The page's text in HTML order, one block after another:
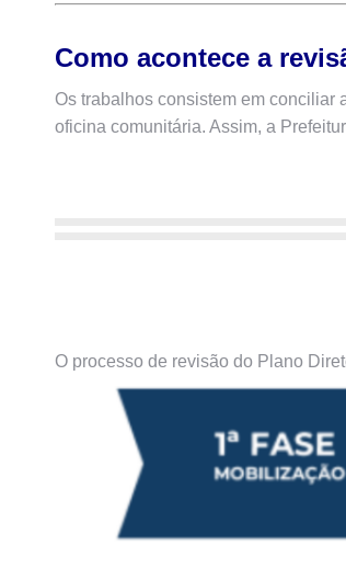
Como acontece a
Os trabalhos consistem em conciliar
oficina comunitária. Assim, a
O processo de revisão do Plano